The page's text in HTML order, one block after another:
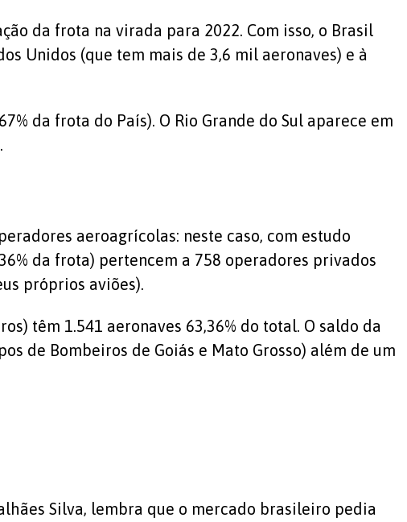
da frota na virada para 2022. Com isso, o Brasil
Unidos (que tem mais de 3,6 mil aeronaves) e à
da frota do País). O Rio Grande do Sul aparece em
aeroagrícolas: neste caso, com estudo
da frota) pertencem a 758 operadores privados
próprios aviões).
têm 1.541 aeronaves 63,36% do total. O saldo da
de Bombeiros de Goiás e Mato Grosso) além de um
Silva, lembra que o mercado brasileiro pedia